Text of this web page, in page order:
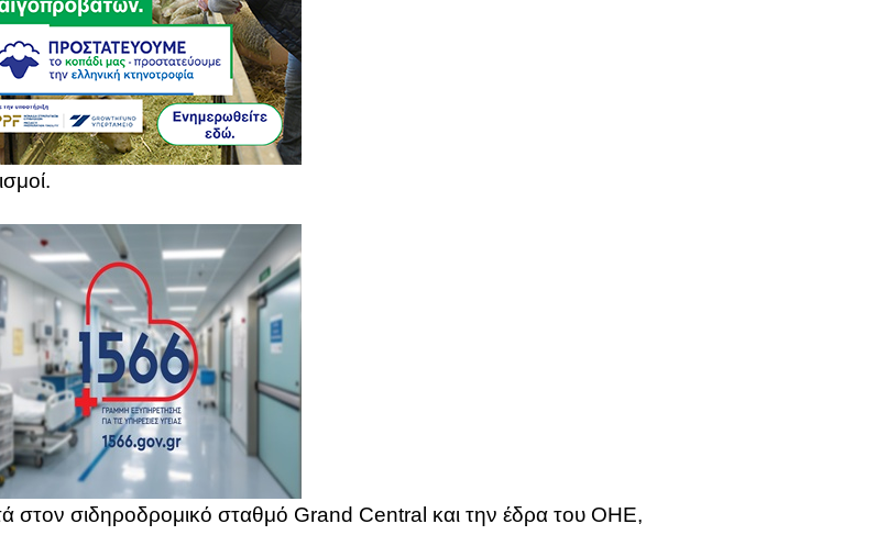
στον σιδηροδρομικό σταθμό Grand Central και την έδρα του ΟΗΕ,